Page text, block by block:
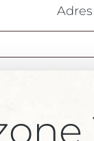
zostanie